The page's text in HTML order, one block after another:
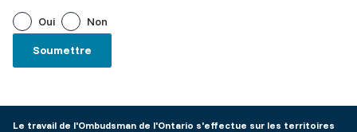
Oui Non
Le travail de l'Ombudsman de l'Ontario s'effectue sur les territoires